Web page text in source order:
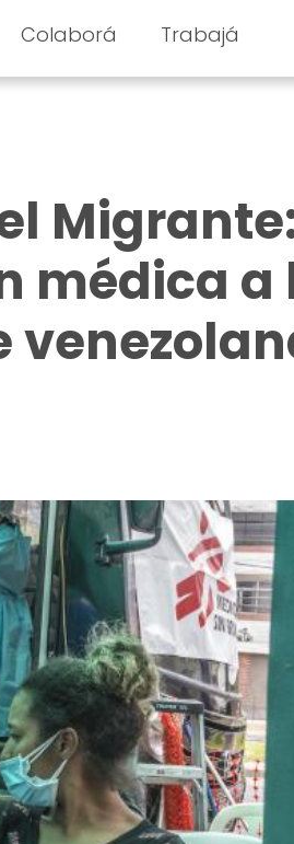
Colaborá Trabajá
médica a